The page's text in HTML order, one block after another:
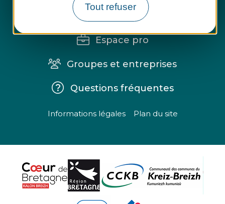
Tout refuser
Espace presse
Espace pro
Groupes et entreprises
Questions fréquentes
Informations légales Plan du site